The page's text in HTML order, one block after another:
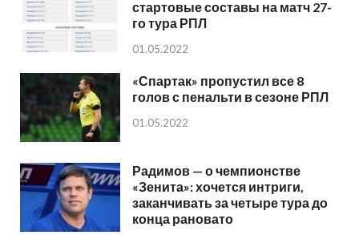
стартовые составы на матч 27-
го тура РПЛ
01.05.2022
«Спартак» пропустил все 8
голов с пенальти в сезоне РПЛ
01.05.2022
Радимов — о чемпионстве
«Зенита»: хочется интриги,
заканчивать за четыре тура до
конца рановато